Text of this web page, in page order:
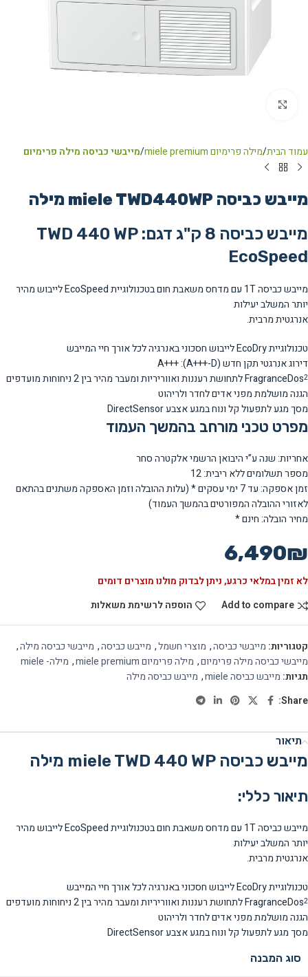
עמוד הבית מילה פרימיום miele premium מייבשי כביסה מילה פרימיום
מייבש כביסה miele TWD440WP מילה
מייבש כביסה 8 ק"ג דגם: TWD 440 WP
EcoSpeed
מייבש כביסה 1T עם מדחס משאבת חום בטכנולוגיית EcoSpeed לייבוש מהיר
יותר המשלב יעילות
אנרגטית מרבית.
טכנולוגיית EcoDry לייבוש חסכוני באנרגיה לכל אורך חיי המייבש
דירוג אנרגטי תקן חדש (A+++-D): +++A
FragranceDos2
לתחושת רעננות ואווריריות ומעבר מהיר בין 2 ניחוחות מועדפים
הגנה מושלמת מפני אדים לחדר ולריהוט
מסך מגע לתפעול קל ונוח במגע אצבע DirectSensor
מפרט טכני מורחב בהמשך העמוד
אחריות: שנה ע”י היבואן הרשמי אלקטרה סחר
מספר תשלומים ללא ריבית: 12
זמן אספקה: עד 7 ימי עסקים * (עלות ההובלה וזמן האספקה משתנים בהתאם
לאזורי ההובלה המפורטים בהמשך העמוד)
מחיר הובלה: חינם *
6,490₪
לא זמין במלאי כרגע, ניתן לבדוק מולנו מוצרים דומים
Add to compare
הוספה לרשימת משאלות
קטגוריות: מייבשי כביסה, מוצרי חשמל, מייבש כביסה, מייבשי כביסה מילה,
מייבשי כביסה מילה פרימיום, מילה פרימיום miele premium , מילה- miele
תגיות: מייבש כביסה miele , מייבש כביסה מילה
Share:
תיאור
מייבש כביסה miele TWD 440 WP מילה
תיאור כללי:
מייבש כביסה 1T עם מדחס משאבת חום בטכנולוגיית EcoSpeed לייבוש מהיר
יותר המשלב יעילות
אנרגטית מרבית.
טכנולוגיית EcoDry לייבוש חסכוני באנרגיה לכל אורך חיי המייבש
FragranceDos2
לתחושת רעננות ואווריריות ומעבר מהיר בין 2 ניחוחות מועדפים
הגנה מושלמת מפני אדים לחדר ולריהוט
מסך מגע לתפעול קל ונוח במגע אצבע DirectSensor
סוג המבנה